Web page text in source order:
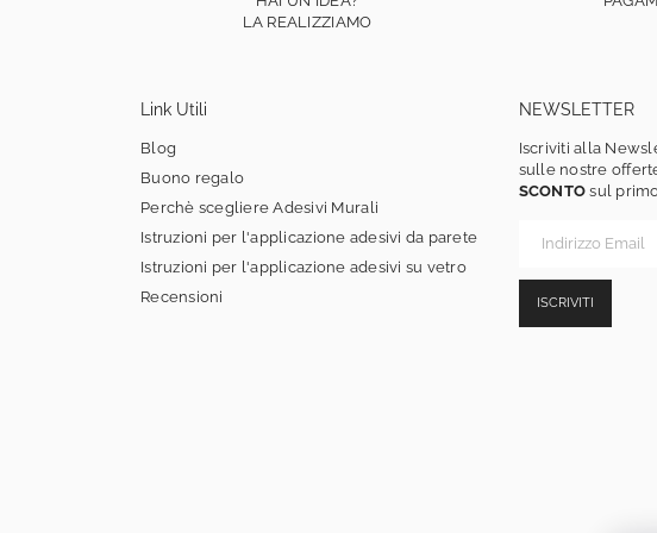
LA REALIZZIAMO
Link Utili
Blog
Buono regalo
Perchè scegliere Adesivi Murali
Istruzioni per l'applicazione adesivi da parete
Istruzioni per l'applicazione adesivi su vetro
Recensioni
NEWSLETTER
Iscriviti alla
sulle nostre
SCONTO sul
ISCRIVITI